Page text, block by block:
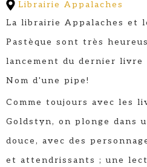
Librairie Appalaches
La librairie Appalaches et
Pastèque sont très
lancement du dernier livre
Nom d'une pipe!
Comme toujours avec les
Goldstyn, on plonge dans
douce, avec des
et attendrissants ; une